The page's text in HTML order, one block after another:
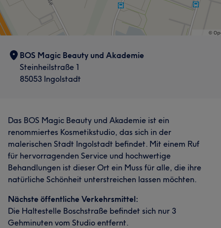
BOS Magic Beauty und Akademie
Steinheilstraße 1
85053 Ingolstadt
Das BOS Magic Beauty und Akademie ist ein
renommiertes Kosmetikstudio, das sich in der
malerischen Stadt Ingolstadt befindet. Mit einem Ruf
für hervorragenden Service und hochwertige
Behandlungen ist dieser Ort ein Muss für alle, die ihre
natürliche Schönheit unterstreichen lassen möchten.
Nächste öffentliche Verkehrsmittel:
Die Haltestelle Boschstraße befindet sich nur 3
Gehminuten vom Studio entfernt.